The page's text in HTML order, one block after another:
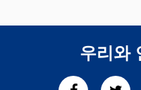
우리와